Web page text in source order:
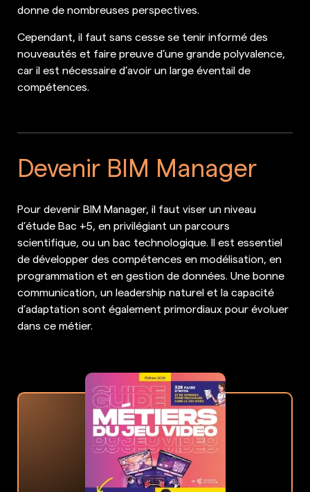
donne de nombreuses perspectives.
Cependant, il faut sans cesse se tenir informé des
nouveautés et faire preuve d’une grande polyvalence,
car il est nécessaire d’avoir un large éventail de
compétences.
Devenir BIM Manager
Pour devenir BIM Manager, il faut viser un niveau
d’étude Bac +5, en privilégiant un parcours
scientifique, ou un bac technologique. Il est essentiel
de développer des compétences en modélisation, en
programmation et en gestion de données. Une bonne
communication, un leadership naturel et la capacité
d’adaptation sont également primordiaux pour évoluer
dans ce métier.